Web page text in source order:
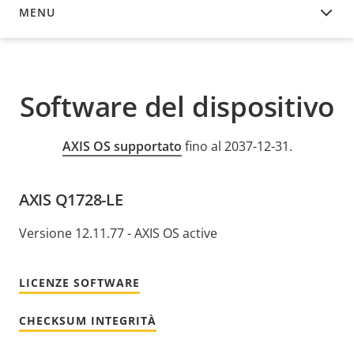
MENU
SOFTWARE DEL DISPOSITIVO
Software del dispositivo
AXIS OS supportato fino al 2037-12-31.
AXIS Q1728-LE
Versione 12.11.77 - AXIS OS active
LICENZE SOFTWARE
CHECKSUM INTEGRITÀ